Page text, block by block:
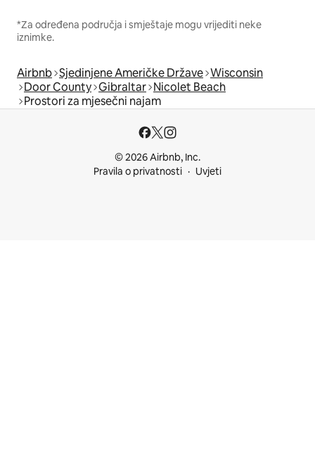
*Za određena područja i smještaje mogu vrijediti neke
iznimke.
Airbnb Sjedinjene Američke Države Wisconsin
Door County Gibraltar Nicolet Beach
Prostori za mjesečni najam
© 2026 Airbnb, Inc.
Pravila o privatnosti
Uvjeti